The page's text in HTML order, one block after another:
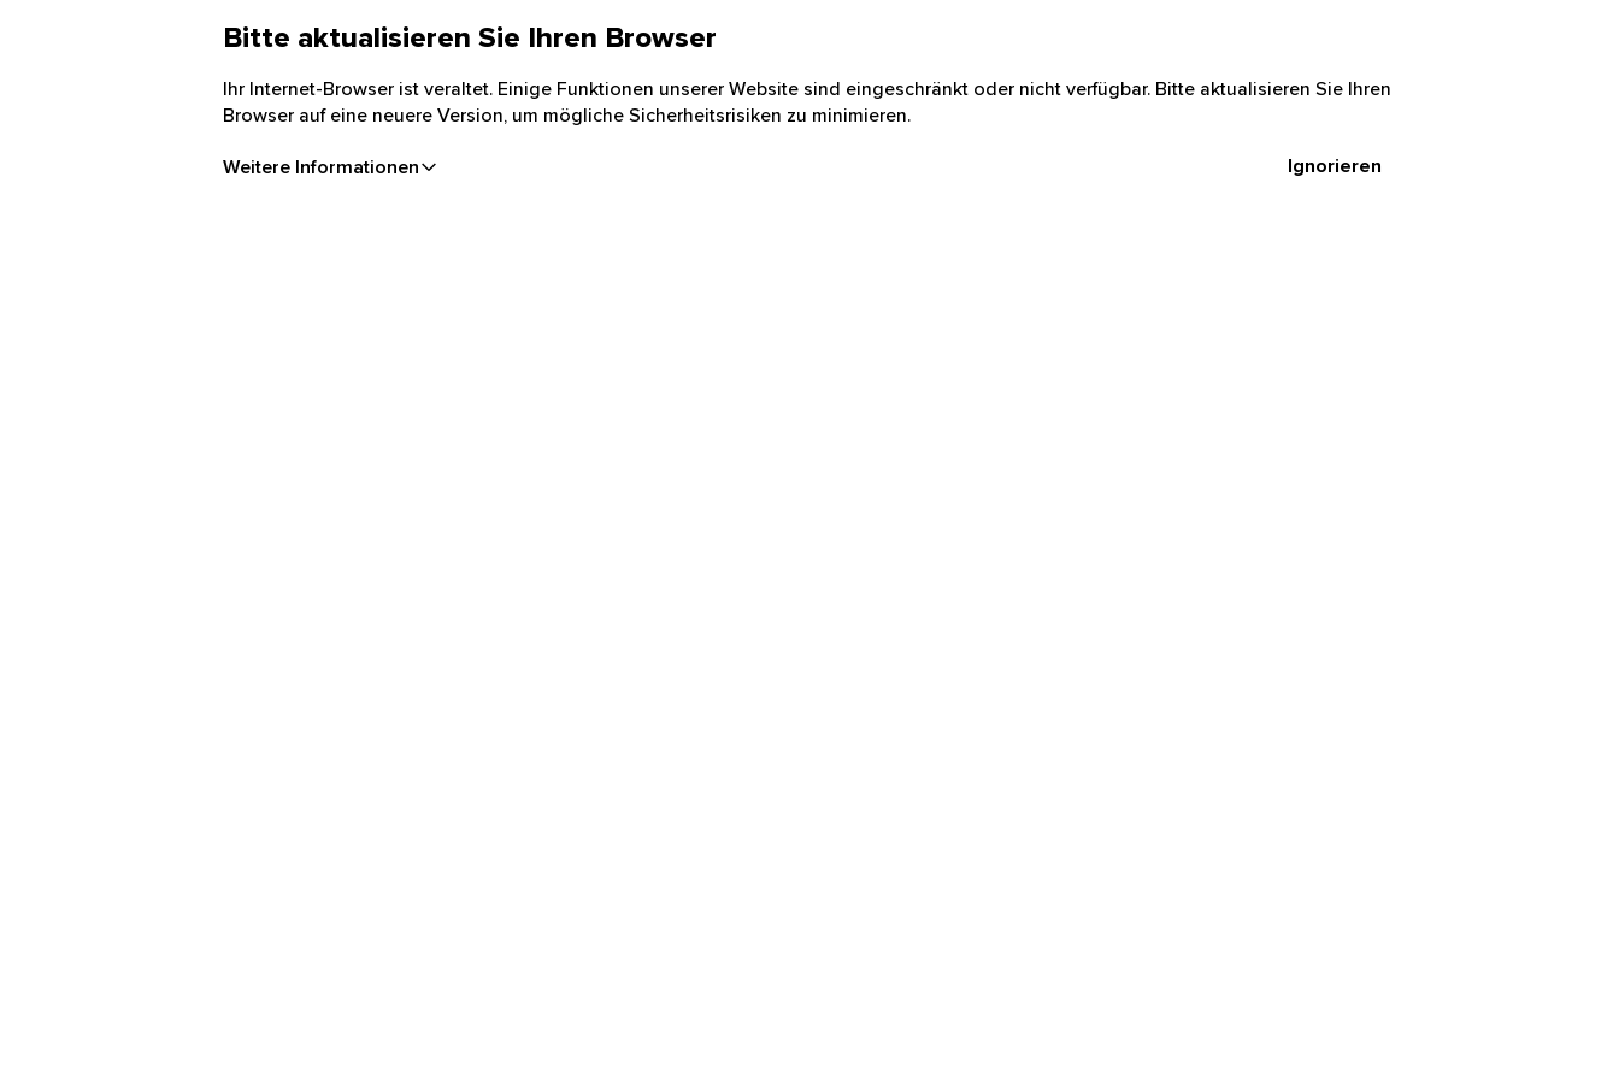
Bitte aktualisieren Sie Ihren Browser
Ihr Internet-Browser ist veraltet. Einige Funktionen unserer Website sind eingeschränkt oder nicht verfügbar. Bitte aktualisieren Sie Ihren
Browser auf eine neuere Version, um mögliche Sicherheitsrisiken zu minimieren.
Weitere Informationen Ignorieren